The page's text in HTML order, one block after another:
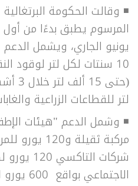
◾ وقالت الحكومة
المرسوم يطبق بدءًا من أول
يونيو الجاري، ويشمل
10 سنتات لكل لتر لوقود
لتر للقطاعات الزراعية
◾
مركبة ثقيلة
شركات
الاجتماعي بواقع 600 يورو لكل جهة".